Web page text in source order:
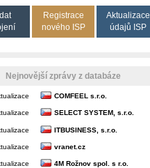
Registrace
nového ISP
Aktualizace
údajů ISP
Nejnovější zprávy z databáze
COMFEEL s.r.o.
SELECT SYSTEM, s.r.o.
ITBUSINESS, s.r.o.
vranet.cz
4M Rožnov spol. s r.o.